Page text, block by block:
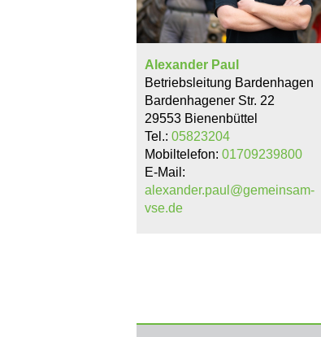
Alexander Paul
Betriebsleitung Bardenhagen
Bardenhagener Str. 22
29553 Bienenbüttel
Tel.: 05823204
Mobiltelefon: 01709239800
E-Mail:
alexander.paul@gemeinsam-
vse.de